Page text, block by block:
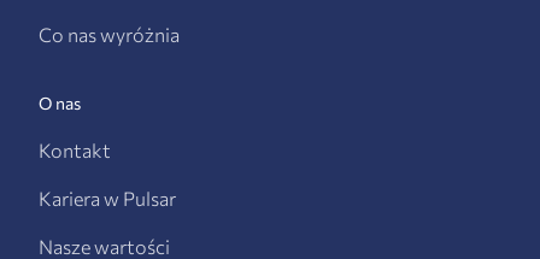
Co nas wyróżnia
O nas
Kontakt
Kariera w Pulsar
Nasze wartości